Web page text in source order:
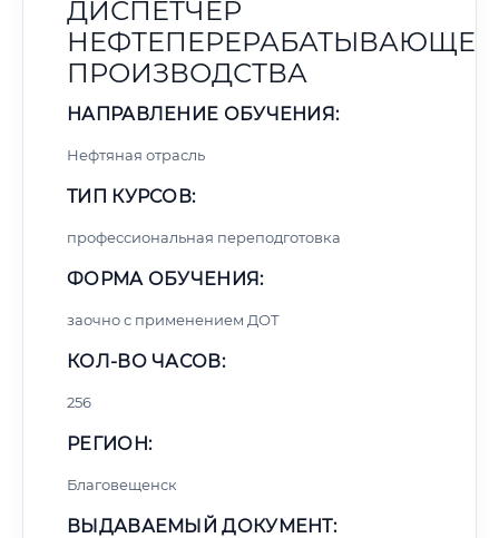
ДИСПЕТЧЕР
ПРОИЗВОДСТВА
НАПРАВЛЕНИЕ ОБУЧЕНИЯ:
Нефтяная отрасль
ТИП КУРСОВ:
профессиональная переподготовка
ФОРМА ОБУЧЕНИЯ:
заочно с применением ДОТ
КОЛ-ВО ЧАСОВ:
256
РЕГИОН:
Благовещенск
ВЫДАВАЕМЫЙ ДОКУМЕНТ: